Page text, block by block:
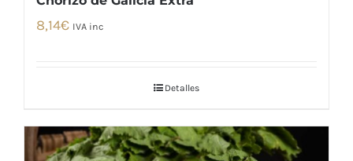
8,14€ IVA inc
Detalles